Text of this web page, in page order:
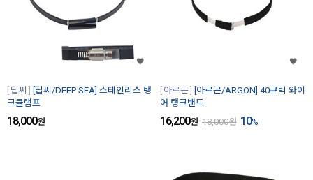
딥씨
[딥씨/DEEP SEA] 스테인리스 탱
크클램프
18,000원
아르곤
[아르곤/ARGON] 40큐빅 와이
어 탱크밴드
16,200원 18,000원 10%